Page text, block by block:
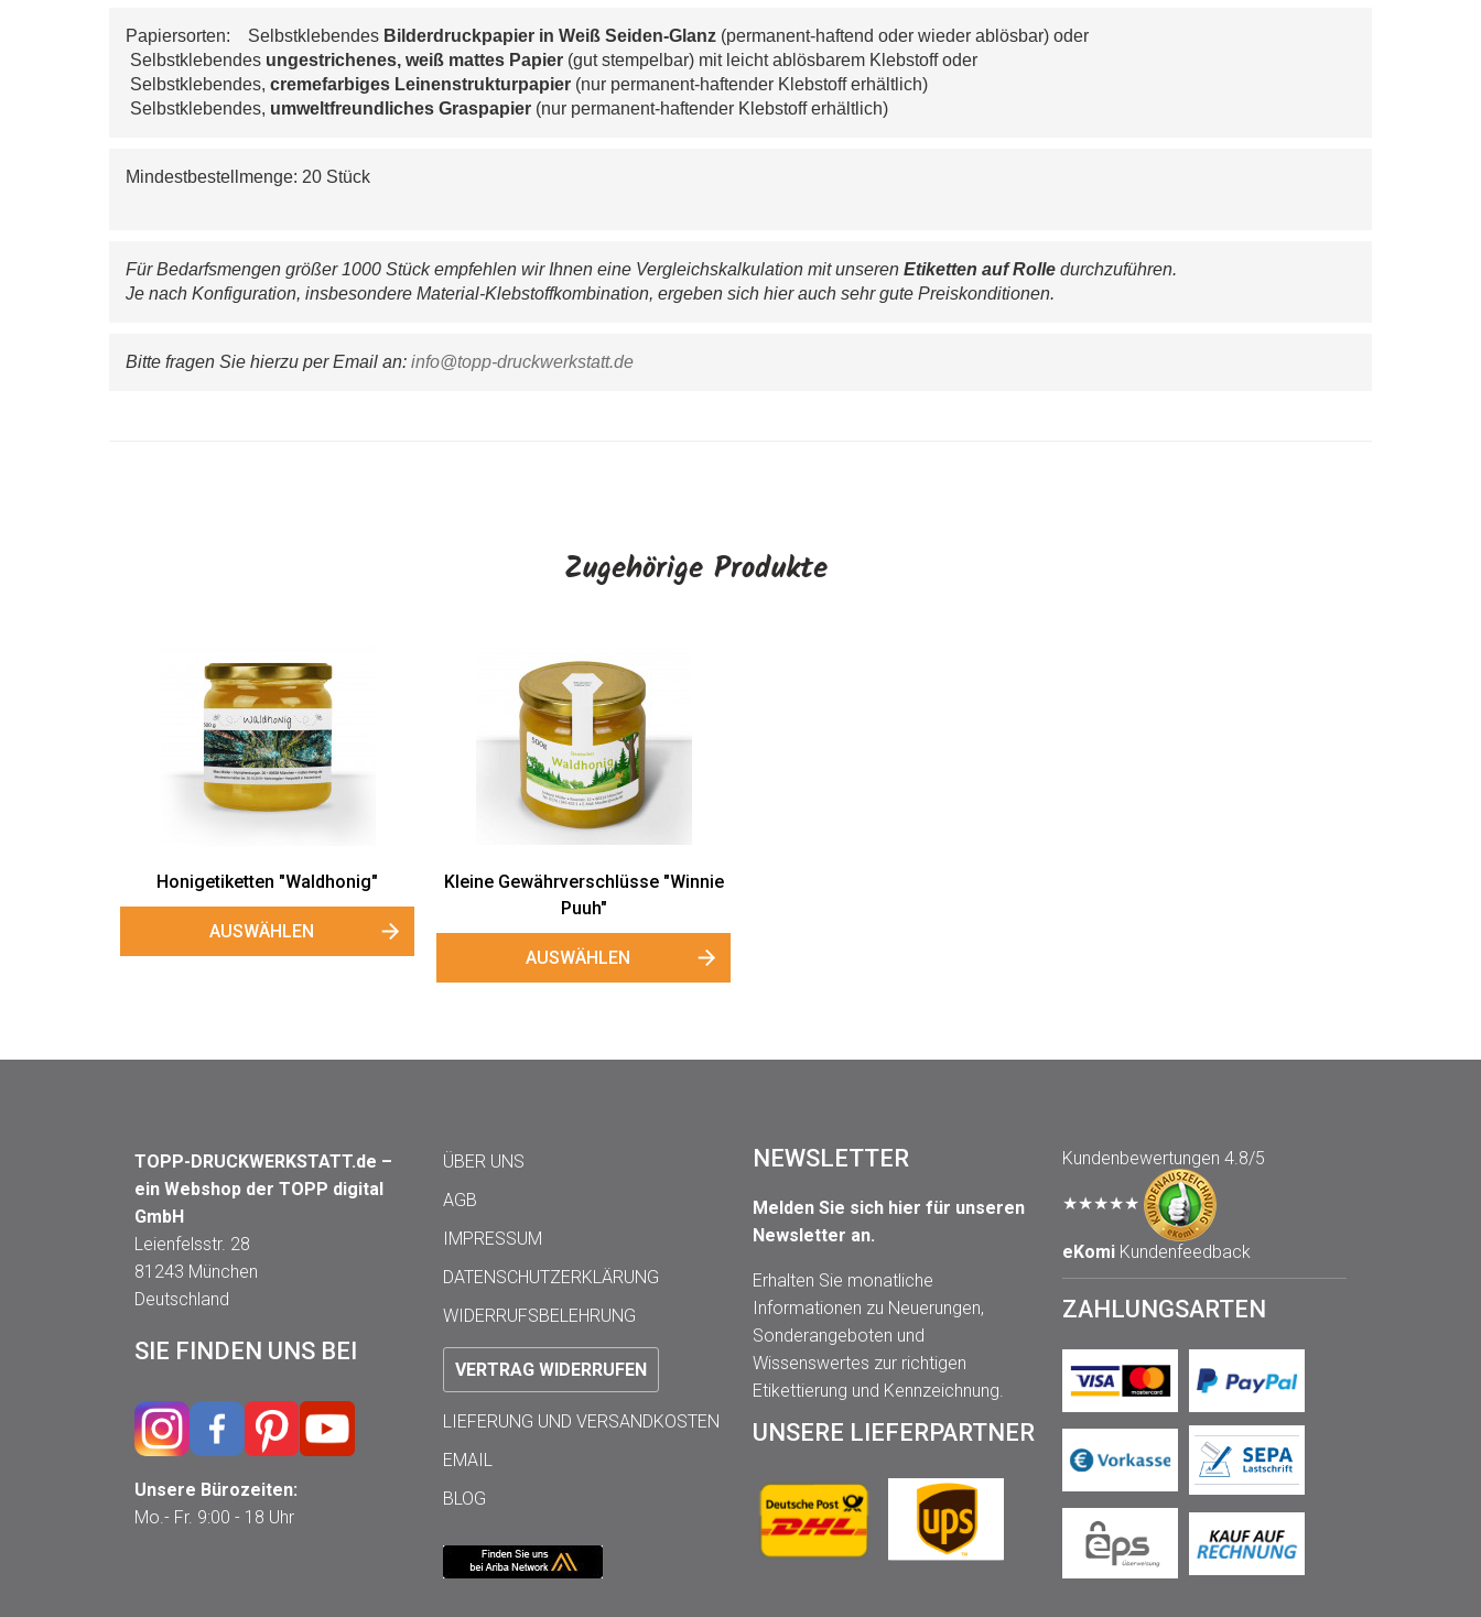
Papiersorten:    Selbstklebendes Bilderdruckpapier in Weiß Seiden-Glanz (permanent-haftend oder wieder ablösbar) oder
Selbstklebendes ungestrichenes, weiß mattes Papier (gut stempelbar) mit leicht ablösbarem Klebstoff oder
Selbstklebendes, cremefarbiges Leinenstrukturpapier (nur permanent-haftender Klebstoff erhältlich)
Selbstklebendes, umweltfreundliches Graspapier (nur permanent-haftender Klebstoff erhältlich)
Mindestbestellmenge: 20 Stück
Für Bedarfsmengen größer 1000 Stück empfehlen wir Ihnen eine Vergleichskalkulation mit unseren Etiketten auf Rolle durchzuführen.
Je nach Konfiguration, insbesondere Material-Klebstoffkombination, ergeben sich hier auch sehr gute Preiskonditionen.
Bitte fragen Sie hierzu per Email an: info@topp-druckwerkstatt.de
Zugehörige Produkte
Honigetiketten "Waldhonig"
AUSWÄHLEN
Kleine Gewährverschlüsse "Winnie
Puuh"
AUSWÄHLEN
TOPP-DRUCKWERKSTATT.de –
ein Webshop der TOPP digital
GmbH
Leienfelsstr. 28
81243 München
Deutschland
SIE FINDEN UNS BEI
Unsere Bürozeiten:
Mo.- Fr. 9:00 - 18 Uhr
ÜBER UNS
AGB
IMPRESSUM
DATENSCHUTZERKLÄRUNG
WIDERRUFSBELEHRUNG
VERTRAG WIDERRUFEN
LIEFERUNG UND VERSANDKOSTEN
EMAIL
BLOG
NEWSLETTER
Melden Sie sich hier für unseren
Newsletter an.
Erhalten Sie monatliche
Informationen zu Neuerungen,
Sonderangeboten und
Wissenswertes zur richtigen
Etikettierung und Kennzeichnung.
UNSERE LIEFERPARTNER
Kundenbewertungen 4.8/5
★★★★★
eKomiKundenfeedback
ZAHLUNGSARTEN